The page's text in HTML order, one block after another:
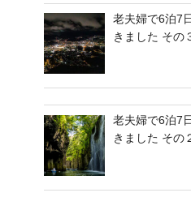
老夫婦で6泊7
きました その
老夫婦で6泊7
きました その